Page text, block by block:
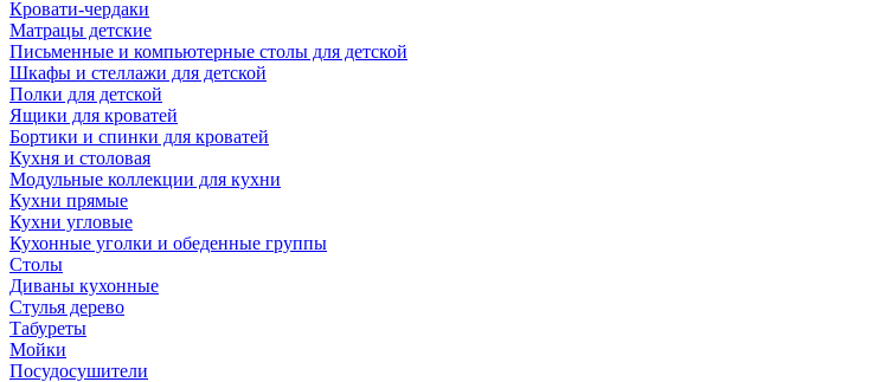
Кровати-чердаки
Матрацы детские
Письменные и компьютерные столы для детской
Шкафы и стеллажи для детской
Полки для детской
Ящики для кроватей
Бортики и спинки для кроватей
Кухня и столовая
Модульные коллекции для кухни
Кухни прямые
Кухни угловые
Кухонные уголки и обеденные группы
Столы
Диваны кухонные
Стулья дерево
Табуреты
Мойки
Посудосушители